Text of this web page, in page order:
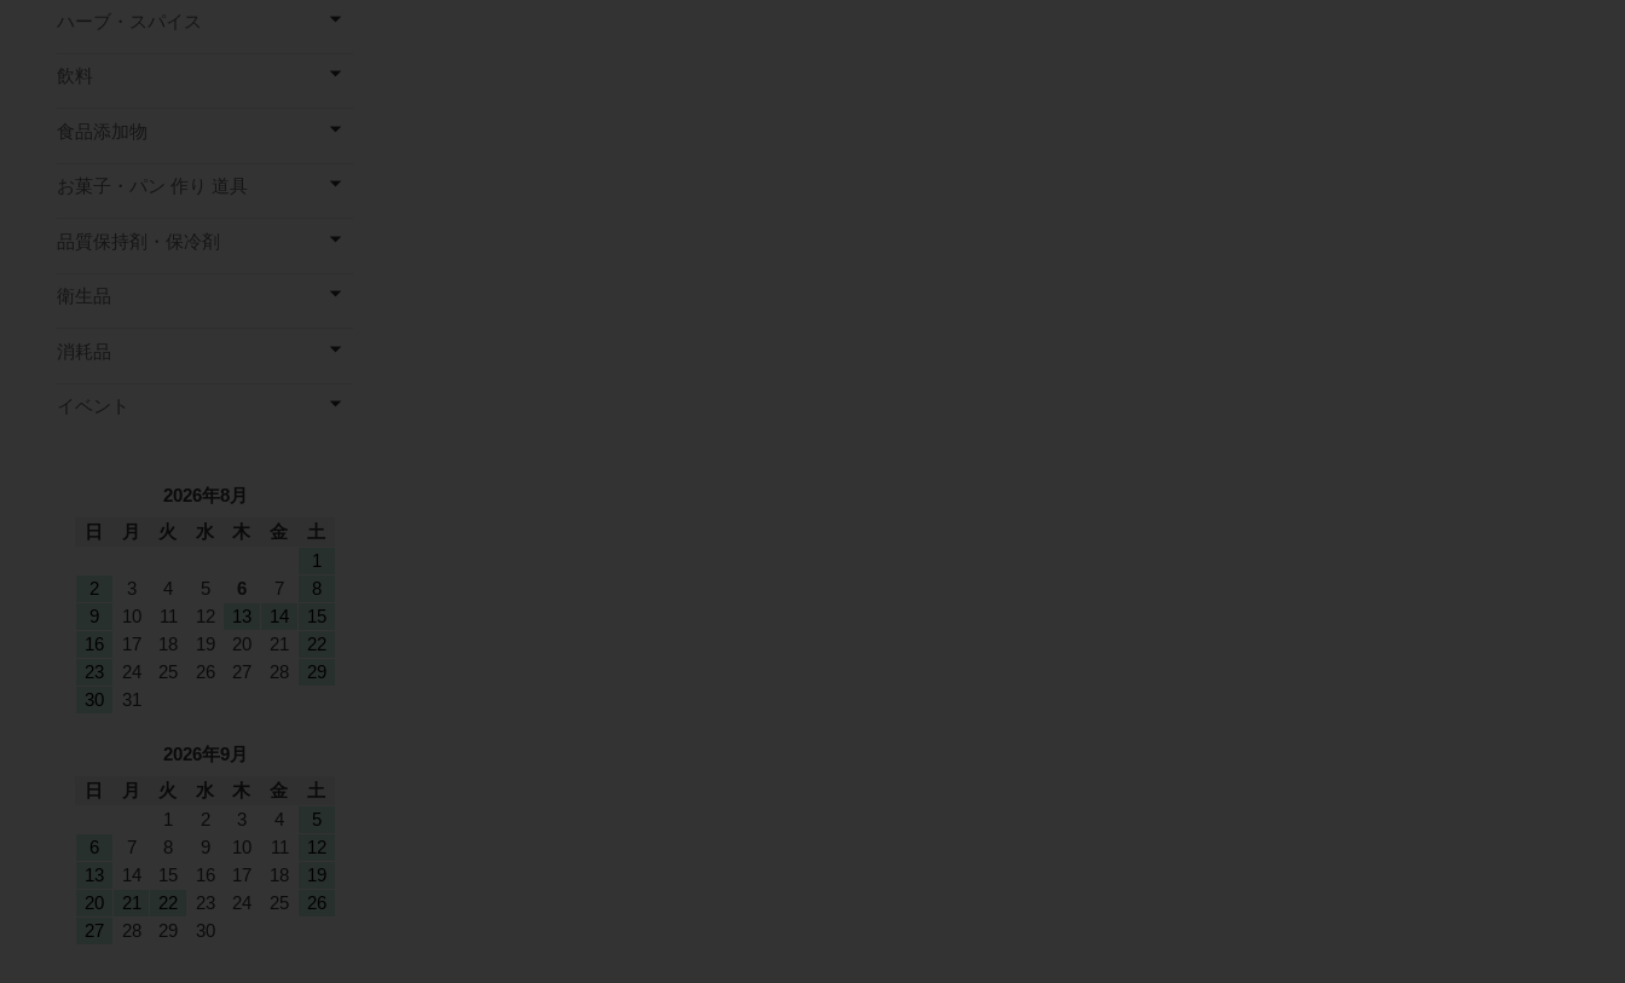
ハーブ・スパイス
飲料
食品添加物
お菓子・パン 作り 道具
品質保持剤・保冷剤
衛生品
消耗品
イベント
2026年8月
日
月 火 水 木 金
土
1
2
3 4 5 6 7
8
9
10 11 12 13 14
15
16
17 18 19 20 21
22
23
24 25 26 27 28
29
30
31
2026年9月
日
月 火 水 木 金
土
1
2 3 4
5
6
7 8 9 10 11
12
13
14 15 16 17 18
19
20
21 22 23 24 25
26
27
28 29 30